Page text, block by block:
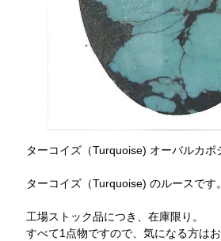
ターコイズ（Turquoise) オーバルカボ
ターコイズ（Turquoise) のルースです。
工場ストック品につき、在庫限り。
すべて1点物ですので、気になる方はお